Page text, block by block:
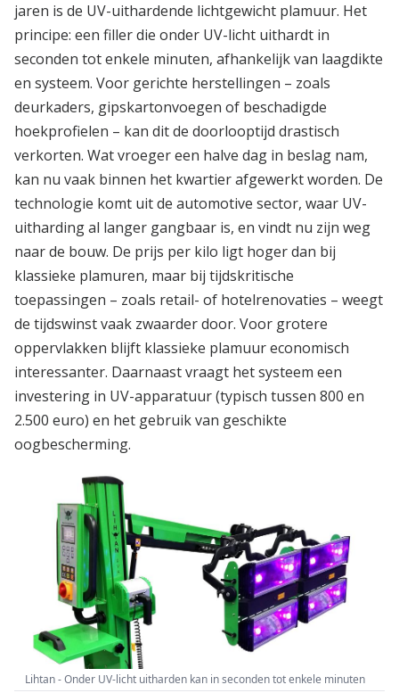
jaren is de UV-uithardende lichtgewicht plamuur. Het
principe: een filler die onder UV-licht uithardt in
seconden tot enkele minuten, afhankelijk van laagdikte
en systeem. Voor gerichte herstellingen – zoals
deurkaders, gipskartonvoegen of beschadigde
hoekprofielen – kan dit de doorlooptijd drastisch
verkorten. Wat vroeger een halve dag in beslag nam,
kan nu vaak binnen het kwartier afgewerkt worden. De
technologie komt uit de automotive sector, waar UV-
uitharding al langer gangbaar is, en vindt nu zijn weg
naar de bouw. De prijs per kilo ligt hoger dan bij
klassieke plamuren, maar bij tijdskritische
toepassingen – zoals retail- of hotelrenovaties – weegt
de tijdswinst vaak zwaarder door. Voor grotere
oppervlakken blijft klassieke plamuur economisch
interessanter. Daarnaast vraagt het systeem een
investering in UV-apparatuur (typisch tussen 800 en
2.500 euro) en het gebruik van geschikte
oogbescherming.
Lihtan - Onder UV-licht uitharden kan in seconden tot enkele minuten